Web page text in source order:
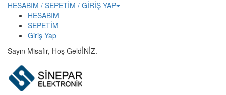
HESABIM / SEPETİM / GİRİŞ YAP
HESABIM
SEPETİM
Giriş Yap
Sayın Misafir, Hoş GeldİNİZ.